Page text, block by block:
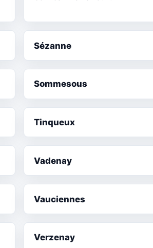
Sézanne
Sommesous
Tinqueux
Vadenay
Vauciennes
Verzenay